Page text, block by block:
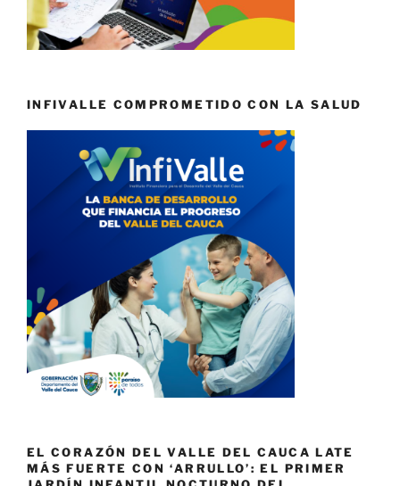
INFIVALLE COMPROMETIDO CON LA SALUD
EL CORAZÓN DEL VALLE DEL CAUCA LATE
MÁS FUERTE CON ‘ARRULLO’: EL PRIMER